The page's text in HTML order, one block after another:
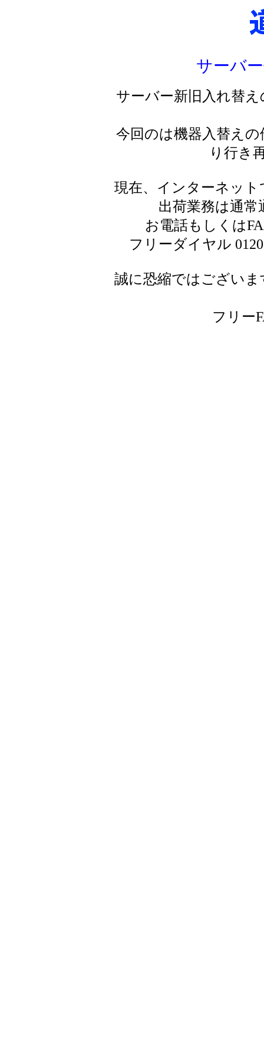
サーバ
サーバー新旧入れ替
今回のは機器入替え
り行き
現在、インターネッ
出荷業務は通
お電話もしくは
フリーダイヤル
誠に恐縮ではござい
フリー